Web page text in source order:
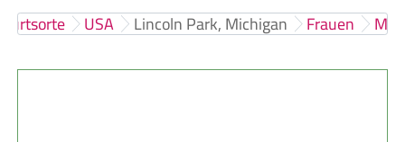
USA Lincoln Park, Michigan Frauen